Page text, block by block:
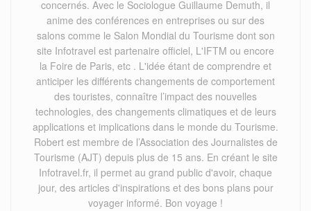
concernés. Avec le Sociologue Guillaume Demuth, il
anime des conférences en entreprises ou sur des
salons comme le Salon Mondial du Tourisme dont son
site Infotravel est partenaire officiel, L'IFTM ou encore
la Foire de Paris, etc . L'idée étant de comprendre et
anticiper les différents changements de comportement
des touristes, connaître l’impact des nouvelles
technologies, des changements climatiques et de leurs
applications et implications dans le monde du Tourisme.
Robert est membre de l’Association des Journalistes de
Tourisme (AJT) depuis plus de 15 ans. En créant le site
Infotravel.fr, il permet au grand public d'avoir, chaque
jour, des articles d'inspirations et des bons plans pour
voyager informé. Bon voyage !